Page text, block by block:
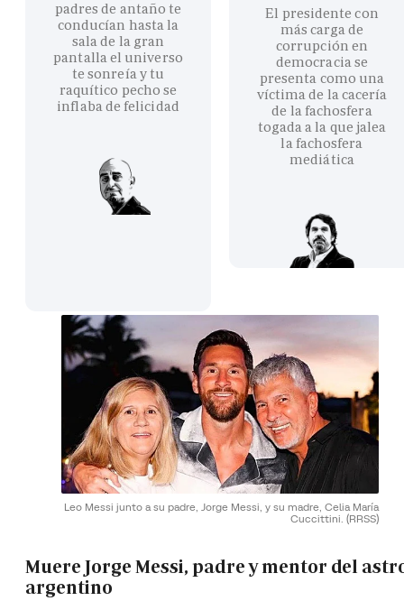
padres de antaño te
conducían hasta la
sala de la gran
pantalla el universo
te sonreía y tu
raquítico pecho se
inflaba de felicidad
El presidente con
más carga de
corrupción en
democracia se
presenta como una
víctima de la cacería
de la fachosfera
togada a la que jalea
la fachosfera
mediática
Leo Messi junto a su padre, Jorge Messi, y su madre, Celia María
Cuccittini. (RRSS)
Muere Jorge Messi, padre y mentor del
argentino